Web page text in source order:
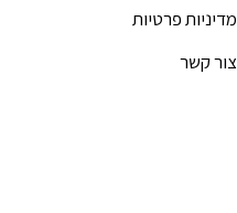
מדיניות פרטיות
צור קשר